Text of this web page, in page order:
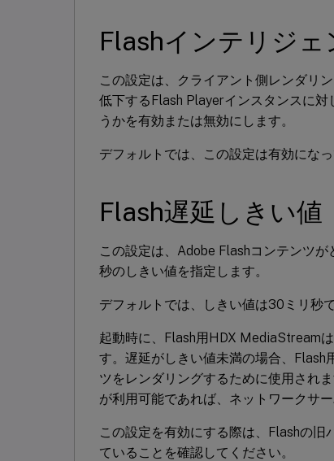
Flashインテリジ
この設定は、クライアント側レンダリ
低下するFlash Playerインスタンスに
うかを有効または無効にします。
デフォルトでは、この設定は有効になっ
Flash遅延しきい値
この設定は、Adobe Flashコンテンツ
秒のしきい値を指定します。
デフォルトでは、しきい値は30ミリ秒で
起動時に、Flash用HDX MediaStream
す。遅延がしきい値未満の場合、
ツをレンダリングするために使用され
が利用可能であれば、ネットワークサ
この設定を有効にする際は、Flashの
ていることを確認してください。